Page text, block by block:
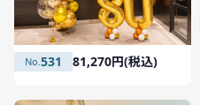
531 81,270円(税込)